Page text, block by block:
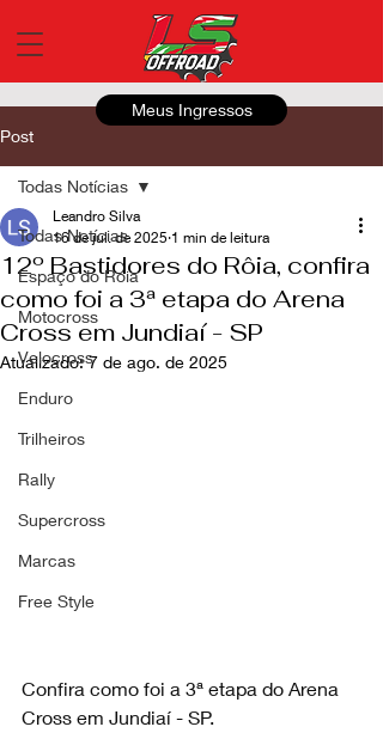
Meus Ingressos
Post
Todas Notícias
Espaço do Roia
Motocross
Velocross
Enduro
Trilheiros
Rally
Supercross
Marcas
Free Style
Todas Notícias
12º Bastidores do Rôia, confira
como foi a 3ª etapa do Arena
Cross em Jundiaí - SP
Leandro Silva
16 de jul. de 2025 1 min de leitura
Atualizado:7 de ago. de 2025
Confira como foi a 3ª etapa do Arena
Cross em Jundiaí - SP.